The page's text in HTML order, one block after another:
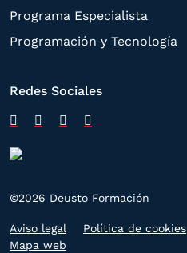
Programa Especialista
Programación y Tecnología
Redes Sociales
©2026 Deusto Formación
Aviso legal Política de cookies
Mapa web